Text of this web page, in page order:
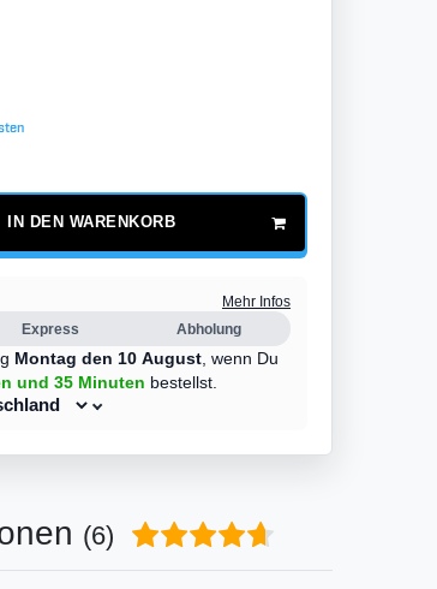
IN DEN WARENKORB
Mehr Infos
Express Abholung
Montag den 10 August wenn Du
und 35 Minuten bestellst.
(6)